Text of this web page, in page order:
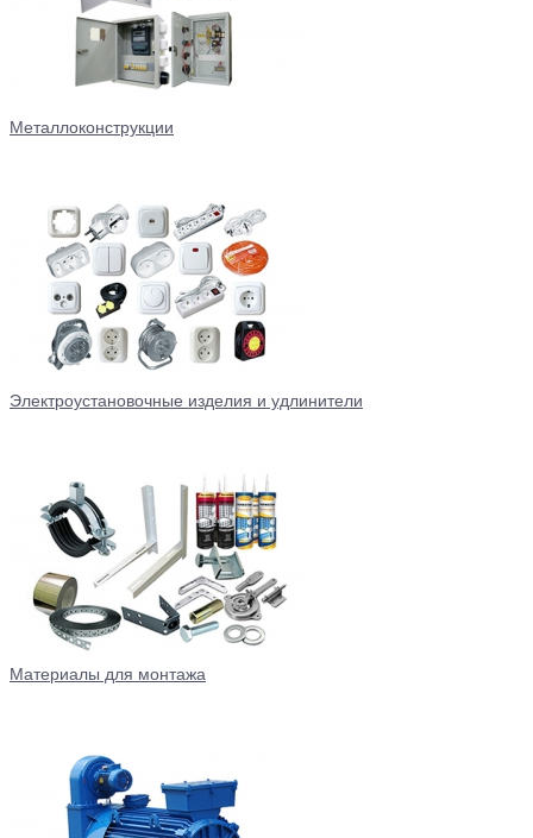
Металлоконструкции
Электроустановочные изделия и удлинители
Материалы для монтажа